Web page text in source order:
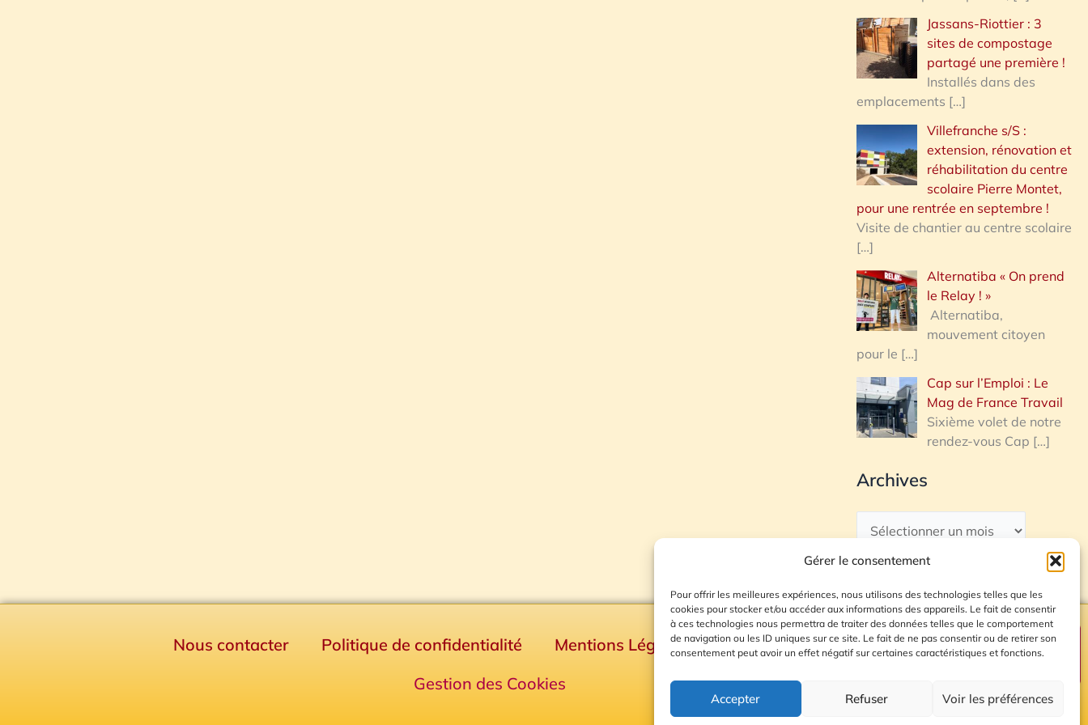
Gérer le consentement
Pour offrir les meilleures expériences, nous utilisons des technologies telles que les
cookies pour stocker et/ou accéder aux informations des appareils. Le fait de consentir
à ces technologies nous permettra de traiter des données telles que le comportement
de navigation ou les ID uniques sur ce site. Le fait de ne pas consentir ou de retirer son
consentement peut avoir un effet négatif sur certaines caractéristiques et fonctions.
Accepter Refuser Voir les préférences
Jassans-Riottier : 3
sites de compostage
partagé une première !
Installés dans des
emplacements […]
Villefranche s/S :
extension, rénovation et
réhabilitation du centre
scolaire Pierre Montet,
pour une rentrée en septembre !
Visite de chantier au centre scolaire
[…]
Alternatiba « On prend
le Relay ! »
Alternatiba,
mouvement citoyen
pour le […]
Cap sur l’Emploi : Le
Mag de France Travail
Sixième volet de notre
rendez-vous Cap […]
Archives
Nous contacter Politique de confidentialité Mentions Légales
Plan du site
Gestion des Cookies